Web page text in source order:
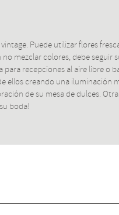
Puede utilizar flores
mezclar colores, debe seguir
recepciones al aire libre o
ellos creando una iluminación
de su mesa de dulces.
boda!